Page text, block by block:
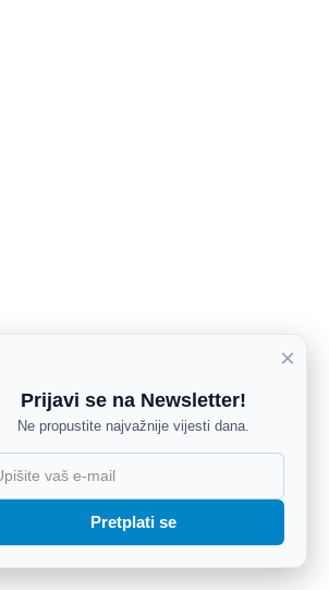
×
Prijavi se na Newsletter!
Ne propustite najvažnije vijesti dana.
Pretplati se